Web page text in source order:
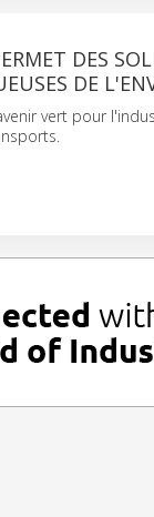
DES
DE
vert pour